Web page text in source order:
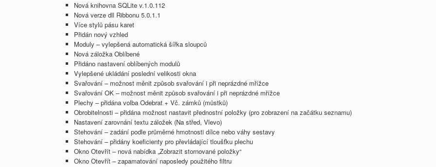
Nová knihovna SQLite v.1.0.112
Nová verze dll Ribbonu 5.0.1.1
Více stylů pásu karet
Přidán nový vzhled
Moduly – vylepšená automatická šířka sloupců
Nová záložka Oblíbené
Přidáno nastavení oblíbených modulů
Vylepšené ukládání poslední velikosti okna
Svařování – možnost měnit způsob svařování i při neprázdné mřížce
Svařování OK – možnost měnit způsob svařování i při neprázdné mřížce
Plechy – přidána volba Odebrat + Vč. zámků (můstků)
Obrobitelnosti – přidána možnost nastavit přednostní položky (pro zobrazení na začátku seznamu)
Nastavení zarovnání textu záložek (Na střed, Vlevo)
Stehování – zadání podle průměrné hmotnosti dílce nebo váhy sestavy
Stehování – přidány koeficienty pro převládající tloušťku plechu
Okno Otevřít – nová nabídka „Zobrazit stornované položky“
Okno Otevřít – zapamatování naposledy použitého filtru